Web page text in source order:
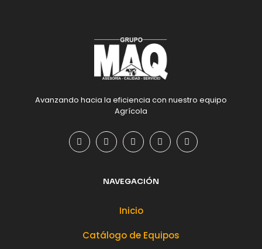
Avanzando hacia la eficiencia con nuestro equipo
Agrícola
NAVEGACIÓN
Inicio
Catálogo de Equipos